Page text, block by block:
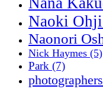
Naoki Ohji
Naonori
Nick Haymes (5)
Park (7)